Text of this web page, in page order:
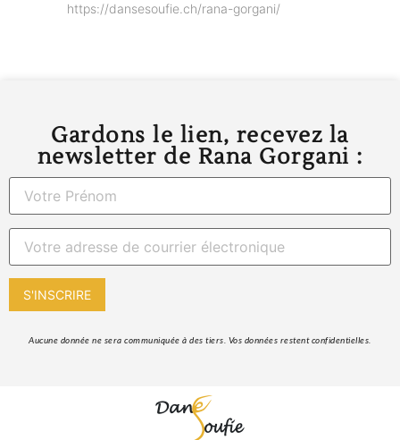
https://dansesoufie.ch/rana-gorgani/
Gardons le lien, recevez la
newsletter de Rana Gorgani :